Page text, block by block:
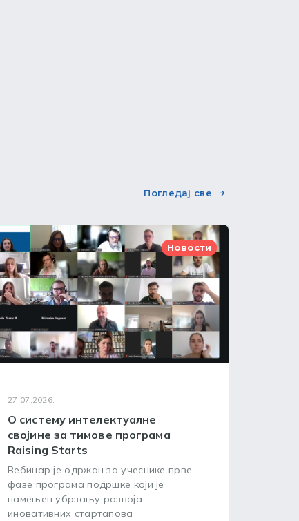
Погледај све
Новости
27.07.2026.
О систему интелектуалне
својине за тимове програма
Raising Starts
Вебинар је одржан за учеснике прве
фазе програма подршке који је
намењен убрзању развоја
иновативних стартапова